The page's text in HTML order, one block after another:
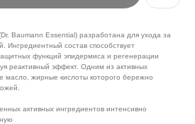
Baumann Essential) разработана для ухода за
Ингредиентный состав способствует
функций эпидермиса и регенерации
реактивный эффект. Одним из активных
масло, жирные кислоты которого бережно
активных ингредиентов интенсивно